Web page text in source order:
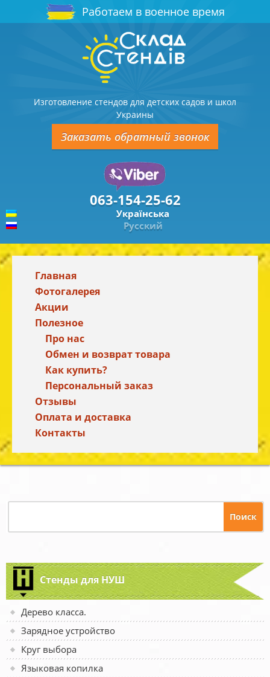
Работаем в военное время
Изготовление стендов для детских садов и школ
Украины
Заказать обратный звонок
063-154-25-62
Українська
Русский
Главная
Фотогалерея
Акции
Полезное
Про нас
Обмен и возврат товара
Как купить?
Персональный заказ
Отзывы
Оплата и доставка
Контакты
Стенды для НУШ
Дерево класса.
Зарядное устройство
Круг выбора
Языковая копилка